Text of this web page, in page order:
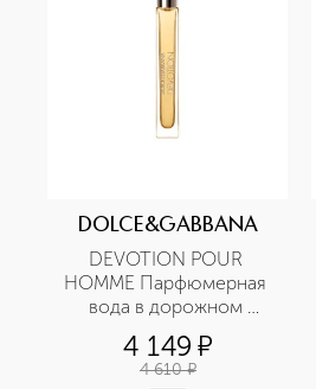
DOLCE&GABBANA
DEVOTION POUR
HOMME Парфюмерная
вода в дорожном
формате
4 149 ¤
4 610 ¤